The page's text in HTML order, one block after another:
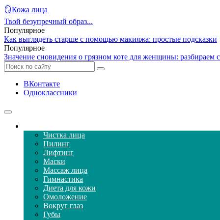
🪞Кожа лица
Твой безупречный образ...
Популярное
Как выглядеть старше с помощью макияжа: простые подсказки
Популярное
Значение сновидения о грязном коте для женщины: разбираем
ВКонтакте
Одноклассники
Чистка лица
Пилинг
Лифтинг
Маски
Массаж лица
Гимнастика
Диета для кожи
Омоложение
Вокруг глаз
Губы